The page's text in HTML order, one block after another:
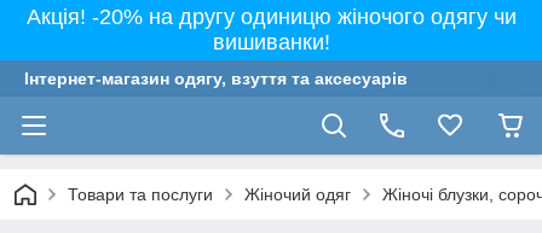
Акція! -20% на другу одиницю жіночого одягу чи
вишиванки!
Інтернет-магазин одягу, взуття та аксесуарів
Товари та послуги Жіночий одяг Жіночі блузки,